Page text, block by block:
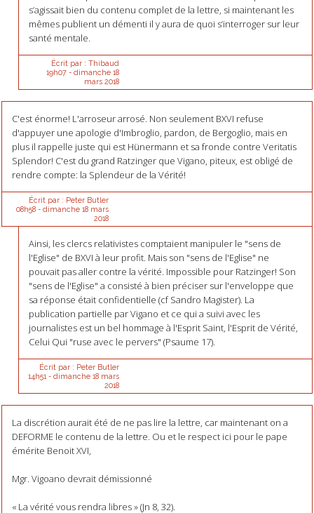
s’agissait bien du contenu complet de la lettre, si maintenant les
mêmes publient un démenti il y aura de quoi s’interroger sur leur
santé mentale.
Écrit par : Thibaud
19h07- dimanche 18
mars 2018
C'est énorme! L'arroseur arrosé. Non seulement BXVI refuse
d'appuyer une apologie d'Imbroglio, pardon, de Bergoglio, mais en
plus il rappelle juste qui est Hünermann et sa fronde contre Veritatis
Splendor! C'est du grand Ratzinger que Vigano, piteux, est obligé de
rendre compte: la Splendeur de la Vérité!
Écrit par : Peter Butler
08h58- dimanche 18 mars
2018
Ainsi, les clercs relativistes comptaient manipuler le "sens de
l'Eglise" de BXVI à leur profit. Mais son "sens de l'Eglise" ne
pouvait pas aller contre la vérité. Impossible pour Ratzinger! Son
"sens de l'Eglise" a consisté à bien préciser sur l'enveloppe que
sa réponse était confidentielle (cf Sandro Magister). La
publication partielle par Vigano et ce qui a suivi avec les
journalistes est un bel hommage à l'Esprit Saint, l'Esprit de Vérité,
Celui Qui "ruse avec le pervers" (Psaume 17).
Écrit par : Peter Butler
14h51 - dimanche 18 mars
2018
La discrétion aurait été de ne pas lire la lettre, car maintenant on a
DEFORME le contenu de la lettre. Ou et le respect ici pour le pape
émérite Benoit XVI,
Mgr. Vigoano devrait démissionné
« La vérité vous rendra libres » (Jn 8, 32).